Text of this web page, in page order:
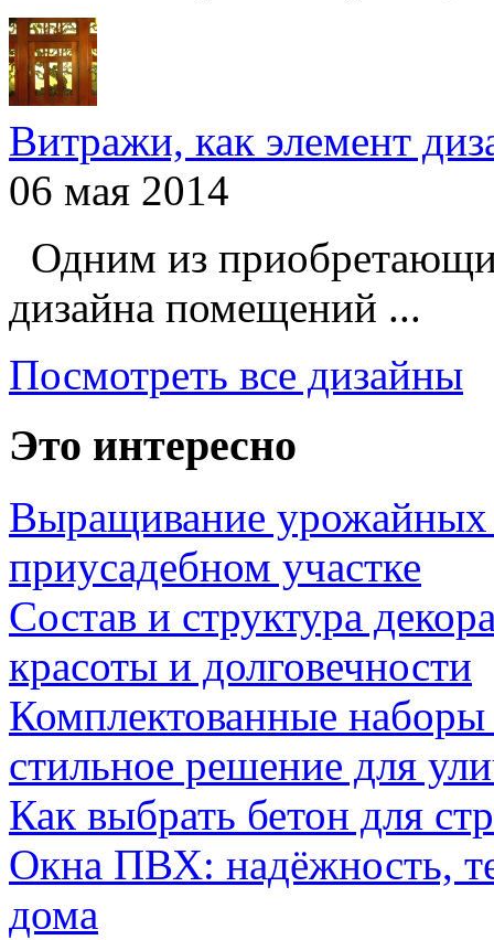
Витражи, как элемент
06 мая 2014
Одним из
дизайна помещений ...
Посмотреть все дизайны
Это интересно
Выращивание урожайных
приусадебном участке
Состав и структура
красоты и долговечности
Комплектованные наборы
стильное решение для
Как выбрать бетон для
Окна ПВХ: надёжность,
дома